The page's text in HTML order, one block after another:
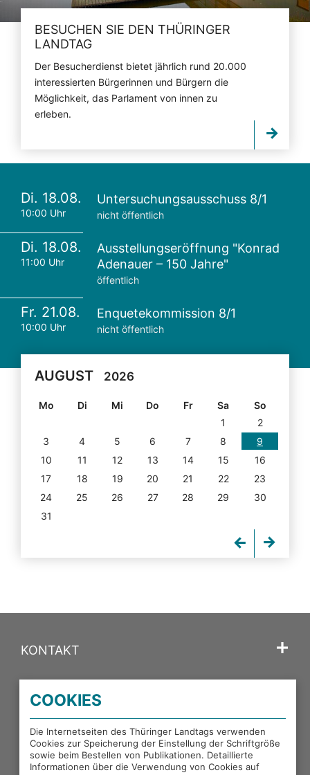
BESUCHEN SIE DEN THÜRINGER
LANDTAG
Der Besucherdienst bietet jährlich rund 20.000
interessierten Bürgerinnen und Bürgern die
Möglichkeit, das Parlament von innen zu
erleben.
Di. 18.08.
10:00 Uhr
Untersuchungsausschuss 8/1
nicht öffentlich
Di. 18.08.
11:00 Uhr
Ausstellungseröffnung "Konrad
Adenauer – 150 Jahre"
öffentlich
Fr. 21.08.
10:00 Uhr
Enquetekommission 8/1
nicht öffentlich
AUGUST 2026
Mo Di Mi Do Fr Sa
So
1
2
3
4 5 6 7 8
9
10
11 12 13 14 15
16
17
18 19 20 21 22
23
24
25 26 27 28 29
30
31
KONTAKT
PORTALE DES THÜRINGER LANDTAGS
EXTERNE LINKS
COOKIES
Die Internetseiten des Thüringer Landtags verwenden
Cookies zur Speicherung der Einstellung der Schriftgröße
sowie beim Bestellen von Publikationen. Detaillierte
Informationen über die Verwendung von Cookies auf